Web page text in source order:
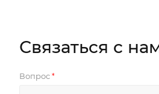
Связаться с
Вопрос *